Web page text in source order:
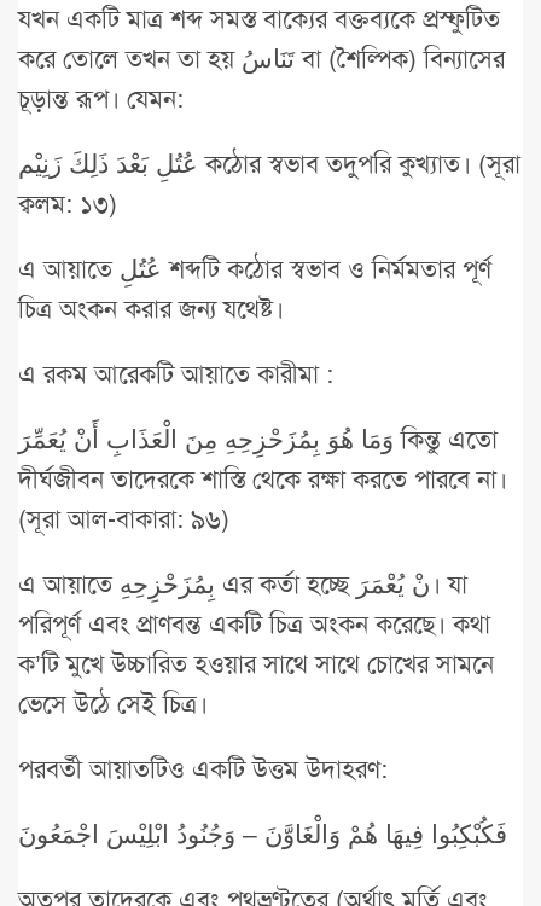
যখন একটি মাত্র শব্দ সমস্ত বাক্যের বক্তব্যকে প্রস্ফুটিত
করে তোলে তখন তা হয় تَنَاسُ বা (শৈল্পিক) বিন্যাসের
চূড়ান্ত রূপ। যেমন:
عُتُلِ بَعْدَ ذَلِكَ زَنِيْم কঠোর স্বভাব তদুপরি কুখ্যাত। (সূরা
ক্বলম: ১৩)
এ আয়াতে عُتُلِ শব্দটি কঠোর স্বভাব ও নির্মমতার পূর্ণ
চিত্র অংকন করার জন্য যথেষ্ট।
এ রকম আরেকটি আয়াতে কারীমা :
وَمَا هُوَ بِمُزَحْزِحِهِ مِنَ الْعَذَابِ أَنْ يُعَمِّرَ কিন্তু এতো
দীর্ঘজীবন তাদেরকে শাস্তি থেকে রক্ষা করতে পারবে না।
(সূরা আল-বাকারা: ৯৬)
এ আয়াতে بِمُزَحْزِحِهِ এর কর্তা হচ্ছে نْ يُعْمَرَ। যা
পরিপূর্ণ এবং প্রাণবন্ত একটি চিত্র অংকন করেছে। কথা
ক’টি মুখে উচ্চারিত হওয়ার সাথে সাথে চোখের সামনে
ভেসে উঠে সেই চিত্র।
পরবর্তী আয়াতটিও একটি উত্তম উদাহরণ:
فَكُبْكِبُوا فِيهَا هُمْ وَالْغَاوَّنَ – وَجُنُودُ ابْلِيْسَ اجْمَعُونَ
অতপর তাদেরকে এবং পথভ্রণ্টতের (অর্থাৎ মূর্তি এবং